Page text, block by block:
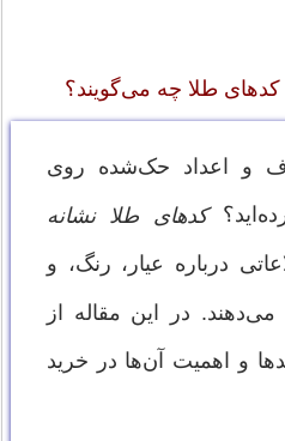
طلا چه می‌گویند؟
و اعداد حک‌شده روی
کدهای طلا نشانه
درباره عیار، رنگ، و
در این مقاله از
و اهمیت آن‌ها در خرید